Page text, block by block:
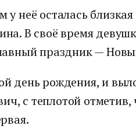
неё осталась близкая
В своё время
праздник —
день рождения, и
с теплотой отметив,